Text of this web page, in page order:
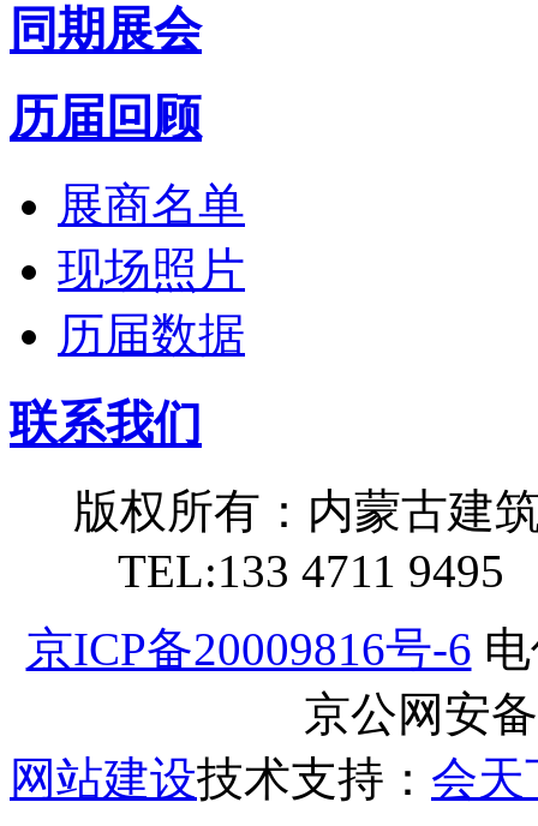
同期展会
历届回顾
展商名单
现场照片
历届数据
联系我们
版权所有：内蒙古建
TEL:133 4711
京ICP备20009816号-6
京公网安
网站建设技术支持： 会天